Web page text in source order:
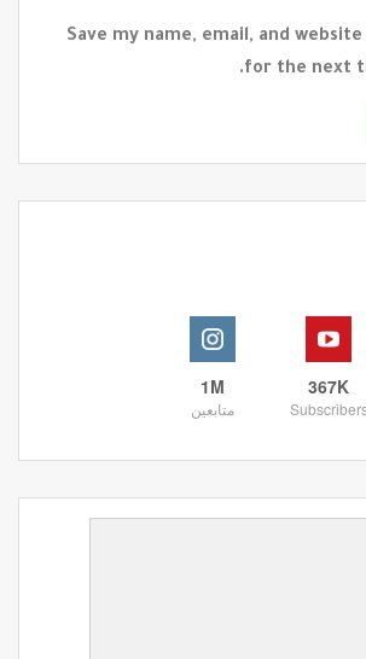
Save my name, email, and
for the next
367K
1M
متابعين